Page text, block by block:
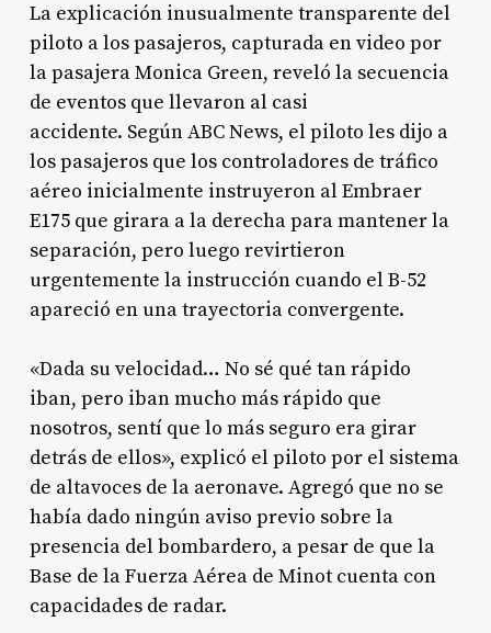
La explicación inusualmente transparente del
piloto a los pasajeros, capturada en video por
la pasajera Monica Green, reveló la secuencia
de eventos que llevaron al casi
accidente. Según ABC News, el piloto les dijo a
los pasajeros que los controladores de tráfico
aéreo inicialmente instruyeron al Embraer
E175 que girara a la derecha para mantener la
separación, pero luego revirtieron
urgentemente la instrucción cuando el B-52
apareció en una trayectoria convergente.
«Dada su velocidad… No sé qué tan rápido
iban, pero iban mucho más rápido que
nosotros, sentí que lo más seguro era girar
detrás de ellos», explicó el piloto por el sistema
de altavoces de la aeronave. Agregó que no se
había dado ningún aviso previo sobre la
presencia del bombardero, a pesar de que la
Base de la Fuerza Aérea de Minot cuenta con
capacidades de radar.